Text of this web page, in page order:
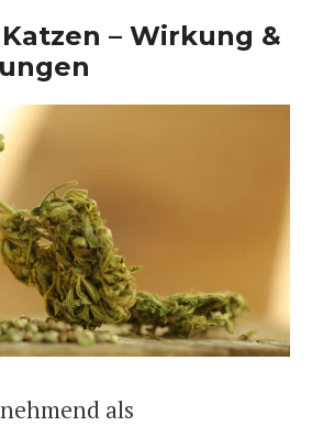
– Wirkung &
als